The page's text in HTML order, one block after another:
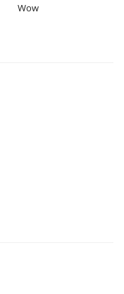
Wow